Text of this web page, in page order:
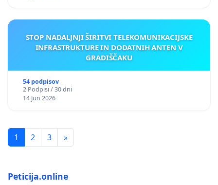
STOP NADALJNJI ŠIRITVI TELEKOMUNIKACIJSKE
INFRASTRUKTURE IN DODATNIH ANTEN V
GRADIŠČAKU
54 podpisov
2 Podpisi / 30 dni
14 Jun 2026
1 2 3 »
Peticija.online